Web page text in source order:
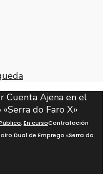
,En cursoContratación
Dual de Emprego «Serra do